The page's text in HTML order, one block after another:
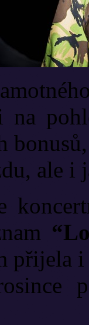
na
ale
přijela